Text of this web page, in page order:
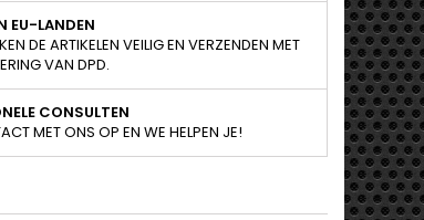
EU-LANDEN
DE ARTIKELEN VEILIG EN VERZENDEN MET
VAN DPD.
CONSULTEN
MET ONS OP EN WE HELPEN JE!